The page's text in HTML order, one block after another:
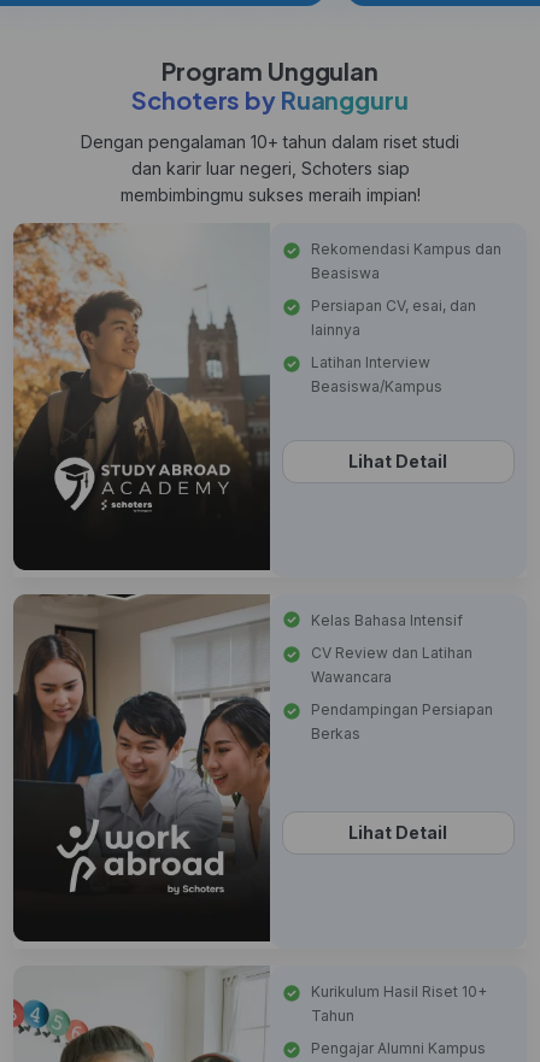
Program Unggulan
Schoters by Ruangguru
Dengan pengalaman 10+ tahun dalam riset studi
dan karir luar negeri, Schoters siap
membimbingmu sukses meraih impian!
Rekomendasi Kampus dan
Beasiswa
Persiapan CV, esai, dan
lainnya
Latihan Interview
Beasiswa/Kampus
Lihat Detail
Kelas Bahasa Intensif
CV Review dan Latihan
Wawancara
Pendampingan Persiapan
Berkas
Lihat Detail
Kurikulum Hasil Riset 10+
Tahun
Pengajar Alumni Kampus